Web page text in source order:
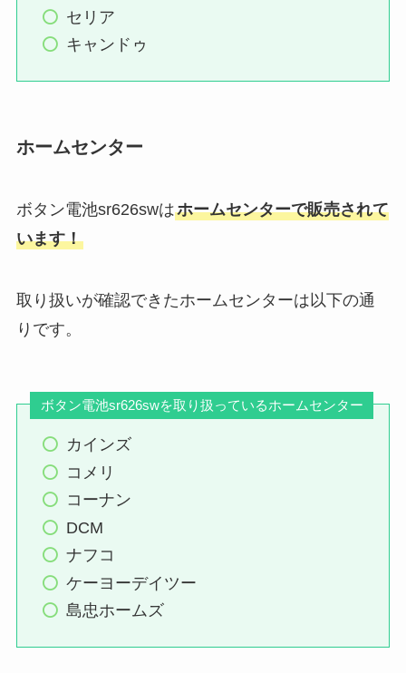
セリア
キャンドゥ
ホームセンター
ボタン電池sr626swはホームセンターで販売されて
います！
取り扱いが確認できたホームセンターは以下の通
りです。
ボタン電池sr626swを取り扱っているホームセンター
カインズ
コメリ
コーナン
DCM
ナフコ
ケーヨーデイツー
島忠ホームズ